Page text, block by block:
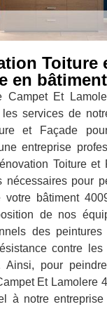
Toiture
en
Et
services de
et Façade
entreprise
Toiture et
nécessaires pour
votre bâtiment
de nos
des
contre
Ainsi, pour
Et Lamolere
à notre entreprise